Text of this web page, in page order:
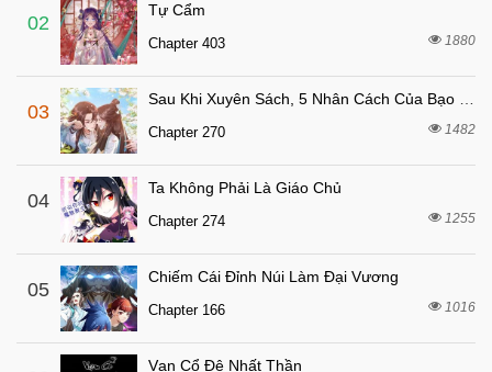
Chapter 95
Chapter 94
Chapter 93
Chapter 92
Chapter 91 7 tháng trước
Chapter 90 7 tháng trước
Chapter 89
Chapter 88 7 tháng trước
Chapter 87
Chapter 86 7 tháng trước
02
Tự Cẩm
Chapter 403 1880
03
Chapter 270 1482
04
Ta Không Phải Là Giáo Chủ
Chapter 274 1255
05
Chiếm Cái Đỉnh Núi Làm Đại Vương
Chapter 166 1016
Vạn Cổ Đệ Nhất Thần